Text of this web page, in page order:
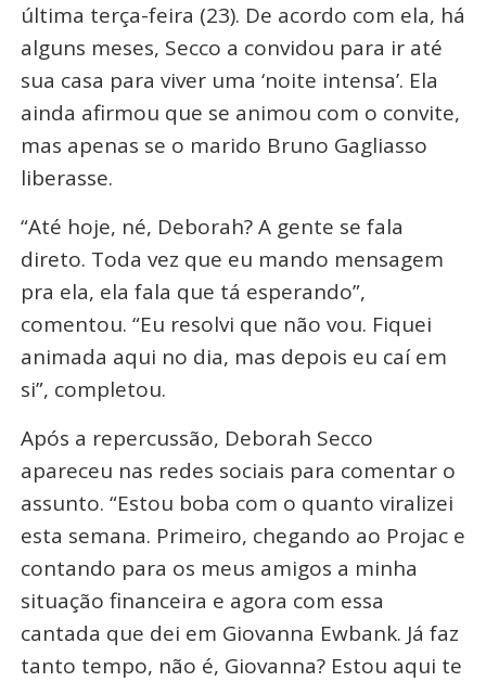
última terça-feira (23). De acordo com ela, há
alguns meses, Secco a convidou para ir até
sua casa para viver uma ‘noite intensa’. Ela
ainda afirmou que se animou com o convite,
mas apenas se o marido Bruno Gagliasso
liberasse.
“Até hoje, né, Deborah? A gente se fala
direto. Toda vez que eu mando mensagem
pra ela, ela fala que tá esperando”,
comentou. “Eu resolvi que não vou. Fiquei
animada aqui no dia, mas depois eu caí em
si”, completou.
Após a repercussão, Deborah Secco
apareceu nas redes sociais para comentar o
assunto. “Estou boba com o quanto viralizei
esta semana. Primeiro, chegando ao Projac e
contando para os meus amigos a minha
situação financeira e agora com essa
cantada que dei em Giovanna Ewbank. Já faz
tanto tempo, não é, Giovanna? Estou aqui te